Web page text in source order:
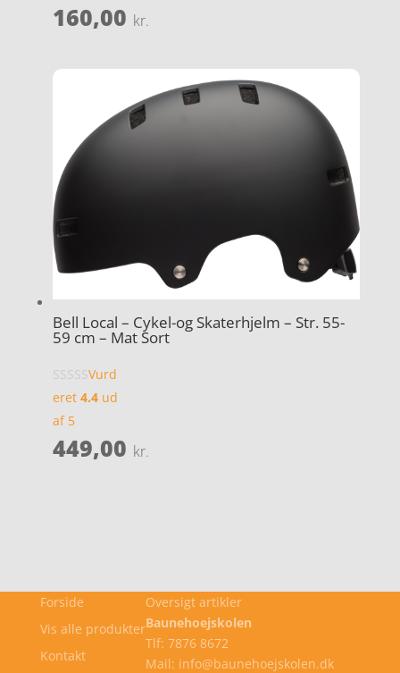
160,00 kr.
Bell Local – Cykel-og Skaterhjelm – Str. 55-
59 cm – Mat Sort
Vurd
eret 4.4ud
af 5
449,00 kr.
Forside
Vis alle produkter
Kontakt
Oversigt artikler
Baunehoejskolen
Tlf: 7876 8672
Mail: info@baunehoejskolen.dk